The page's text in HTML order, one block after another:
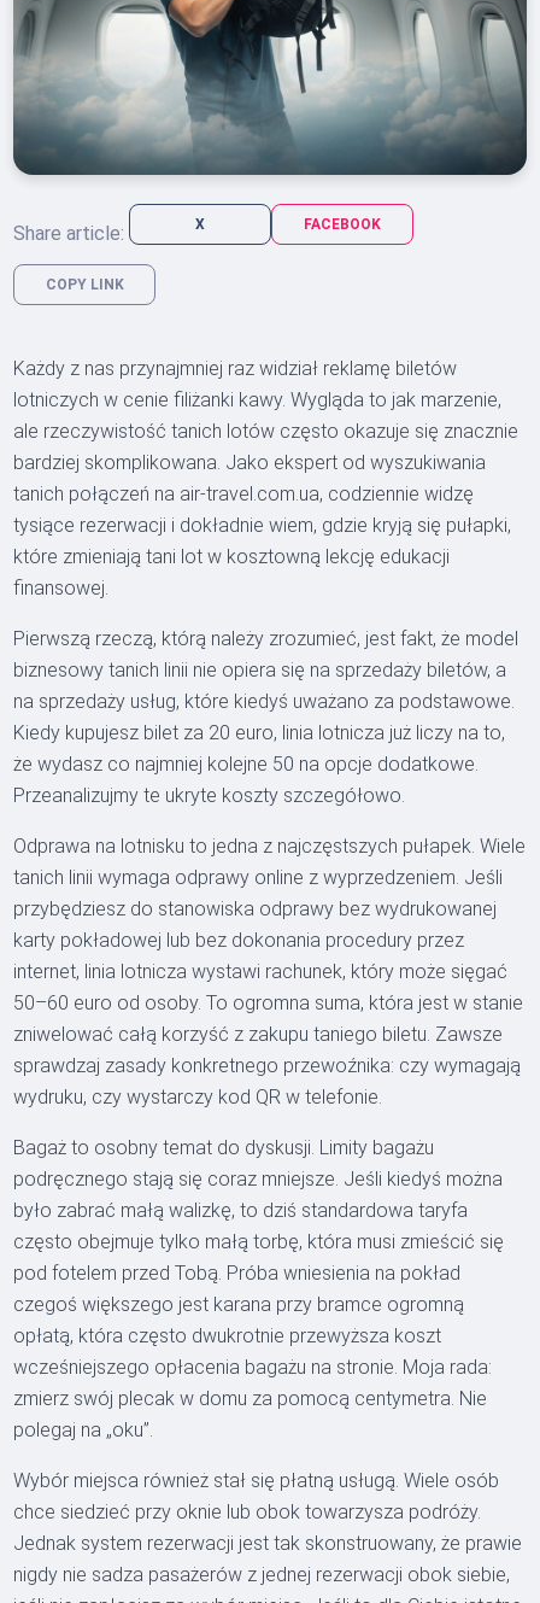
Share article: X FACEBOOK
COPY LINK
Każdy z nas przynajmniej raz widział reklamę biletów
lotniczych w cenie filiżanki kawy. Wygląda to jak marzenie,
ale rzeczywistość tanich lotów często okazuje się znacznie
bardziej skomplikowana. Jako ekspert od wyszukiwania
tanich połączeń na air-travel.com.ua, codziennie widzę
tysiące rezerwacji i dokładnie wiem, gdzie kryją się pułapki,
które zmieniają tani lot w kosztowną lekcję edukacji
finansowej.
Pierwszą rzeczą, którą należy zrozumieć, jest fakt, że model
biznesowy tanich linii nie opiera się na sprzedaży biletów, a
na sprzedaży usług, które kiedyś uważano za podstawowe.
Kiedy kupujesz bilet za 20 euro, linia lotnicza już liczy na to,
że wydasz co najmniej kolejne 50 na opcje dodatkowe.
Przeanalizujmy te ukryte koszty szczegółowo.
Odprawa na lotnisku to jedna z najczęstszych pułapek. Wiele
tanich linii wymaga odprawy online z wyprzedzeniem. Jeśli
przybędziesz do stanowiska odprawy bez wydrukowanej
karty pokładowej lub bez dokonania procedury przez
internet, linia lotnicza wystawi rachunek, który może sięgać
50–60 euro od osoby. To ogromna suma, która jest w stanie
zniwelować całą korzyść z zakupu taniego biletu. Zawsze
sprawdzaj zasady konkretnego przewoźnika: czy wymagają
wydruku, czy wystarczy kod QR w telefonie.
Bagaż to osobny temat do dyskusji. Limity bagażu
podręcznego stają się coraz mniejsze. Jeśli kiedyś można
było zabrać małą walizkę, to dziś standardowa taryfa
często obejmuje tylko małą torbę, która musi zmieścić się
pod fotelem przed Tobą. Próba wniesienia na pokład
czegoś większego jest karana przy bramce ogromną
opłatą, która często dwukrotnie przewyższa koszt
wcześniejszego opłacenia bagażu na stronie. Moja rada:
zmierz swój plecak w domu za pomocą centymetra. Nie
polegaj na „oku”.
Wybór miejsca również stał się płatną usługą. Wiele osób
chce siedzieć przy oknie lub obok towarzysza podróży.
Jednak system rezerwacji jest tak skonstruowany, że prawie
nigdy nie sadza pasażerów z jednej rezerwacji obok siebie,